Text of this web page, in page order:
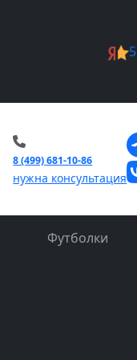
5
8 (499) 681-10-86
нужна консультация
Футболки